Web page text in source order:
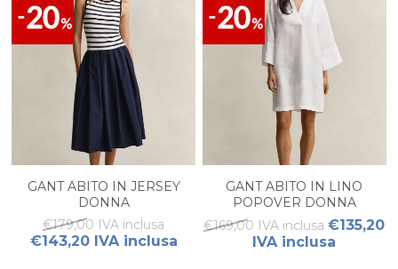
GANT ABITO IN JERSEY
DONNA
€179,00 IVA inclusa
€143,20 IVA inclusa
GANT ABITO IN LINO
POPOVER DONNA
€169,00 IVA inclusa €135,20
IVA inclusa